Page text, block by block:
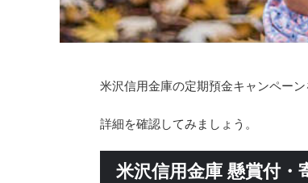
米沢信用金庫の定期預金キャンペーン
詳細を確認してみましょう。
米沢信用金庫 懸賞付・